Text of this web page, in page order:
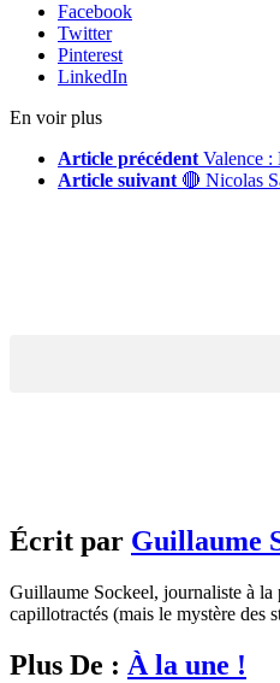
Facebook
Twitter
Pinterest
LinkedIn
En voir plus
Article précédent Valence :
Article suivant 🔴 Nicolas
Écrit par Guillaume
Guillaume Sockeel, journaliste à la
capillotractés (mais le mystère des
Plus De : À la une !